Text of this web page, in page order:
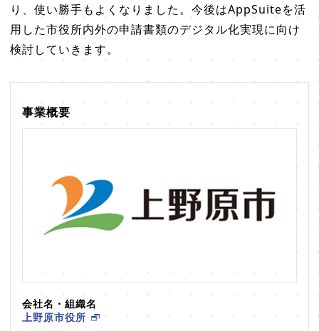
り、使い勝手もよくなりました。今後はAppSuiteを活
用した市役所内外の申請書類のデジタル化実現に向け
検討していきます。
事業概要
会社名・組織名
上野原市役所